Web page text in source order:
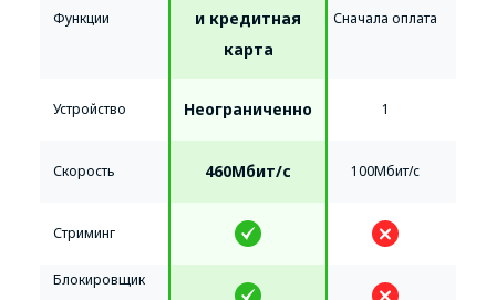
Функции
Устройство
Скорость
Стриминг
Блокировщик
и кредитная
карта
Неограниченно
460Мбит/с
Сначала оплата
1
100Мбит/с